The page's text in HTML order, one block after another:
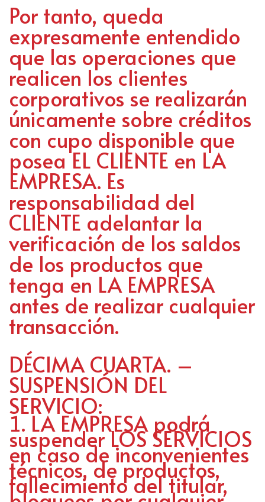
Por tanto, queda
expresamente entendido
que las operaciones que
realicen los clientes
corporativos se realizarán
únicamente sobre créditos
con cupo disponible que
posea EL CLIENTE en LA
EMPRESA. Es
responsabilidad del
CLIENTE adelantar la
verificación de los saldos
de los productos que
tenga en LA EMPRESA
antes de realizar cualquier
transacción.
DÉCIMA CUARTA. –
SUSPENSIÓN DEL
SERVICIO:
LA EMPRESA podrá
suspender LOS SERVICIOS
en caso de inconvenientes
técnicos, de productos,
fallecimiento del titular,